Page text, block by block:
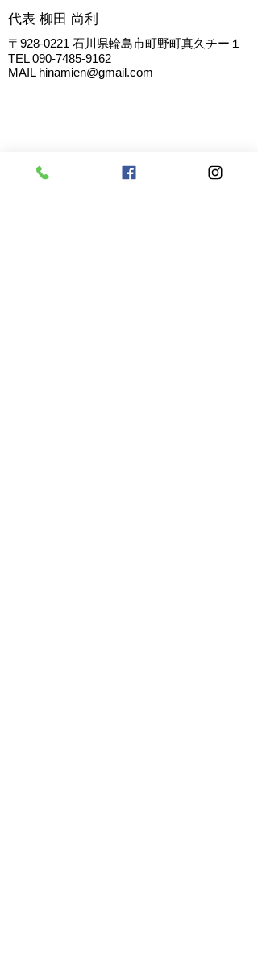
代表 柳田 尚利
〒928-0221 石川県輪島市町野町真久チー１
TEL090-7485-9162
MAIL hinamien@gmail.com
お問い合わせ